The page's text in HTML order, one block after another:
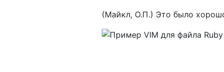
(Майкл, О.П.) Это было